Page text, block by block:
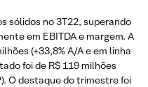
sólidos no 3T22, superando
em EBITDA e margem. A
(+33,8% A/A e em linha
foi de R$ 119 milhões
O destaque do trimestre foi